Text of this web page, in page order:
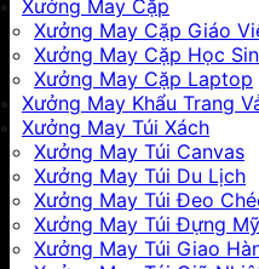
Xưởng May Cặp
Xưởng May Cặp Giáo
Xưởng May Cặp Học
Xưởng May Cặp Laptop
Xưởng May Khẩu Trang
Xưởng May Túi Xách
Xưởng May Túi Canvas
Xưởng May Túi Du Lịch
Xưởng May Túi Đeo
Xưởng May Túi Đựng
Xưởng May Túi Giao